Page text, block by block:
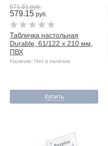
671.81 руб.
579.15 руб.
Табличка настольная
Durable, 61/122 x 210 мм,
ПВХ
Наличие: Нет в наличии
Купить